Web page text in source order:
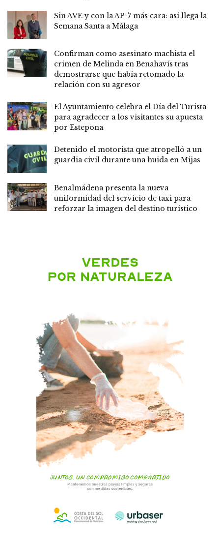
Sin AVE y con la AP-7 más cara: así llega la
Semana Santa a Málaga
Confirman como asesinato machista el
crimen de Melinda en Benahavís tras
demostrarse que había retomado la
relación con su agresor
El Ayuntamiento celebra el Día del Turista
para agradecer a los visitantes su apuesta
por Estepona
Detenido el motorista que atropelló a un
guardia civil durante una huida en Mijas
Benalmádena presenta la nueva
uniformidad del servicio de taxi para
reforzar la imagen del destino turístico